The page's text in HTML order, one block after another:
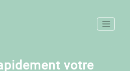
votre